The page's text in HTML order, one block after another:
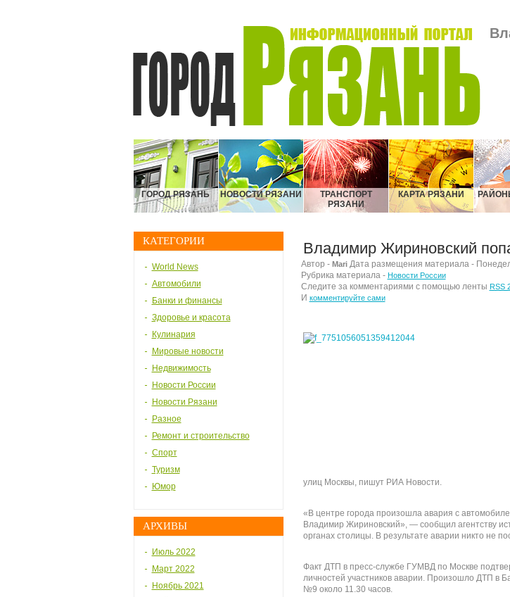
ГОРОД РЯЗАНЬ НОВОСТИ РЯЗАНИ
ТРАНСПОРТ
РЯЗАНИ
КАРТА РЯЗАНИ
КАТЕГОРИИ
World News
Автомобили
Банки и финансы
Здоровье и красота
Кулинария
Мировые новости
Недвижимость
Новости России
Новости Рязани
Разное
Ремонт и строительство
Спорт
Туризм
Юмор
АРХИВЫ
Июль 2022
Март 2022
Ноябрь 2021
Владимир Жириновский
Автор - MariДата размещения материала -
Рубрика материала - Новости России
Следите за комментариями с помощью ленты RSS
И комментируйте сами
улиц Москвы, пишут РИА Новости.
«В центре города произошла авария с
Владимир Жириновский», — сообщил агентству
органах столицы. В результате аварии никто не
Факт ДТП в пресс-службе ГУМВД по Москве
личностей участников аварии. Произошло ДТП в
№9 около 11.30 часов.